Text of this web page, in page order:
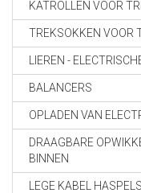
KATROLLEN VOOR
TREKSOKKEN VOOR
LIEREN -
BALANCERS
OPLADEN VAN
DRAAGBARE
BINNEN
LEGE KABEL HASPELS